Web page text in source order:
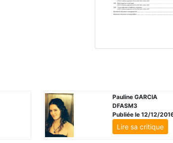
Pauline GARCIA
DFASM3
Publiée le 12/12/
Lire sa critique